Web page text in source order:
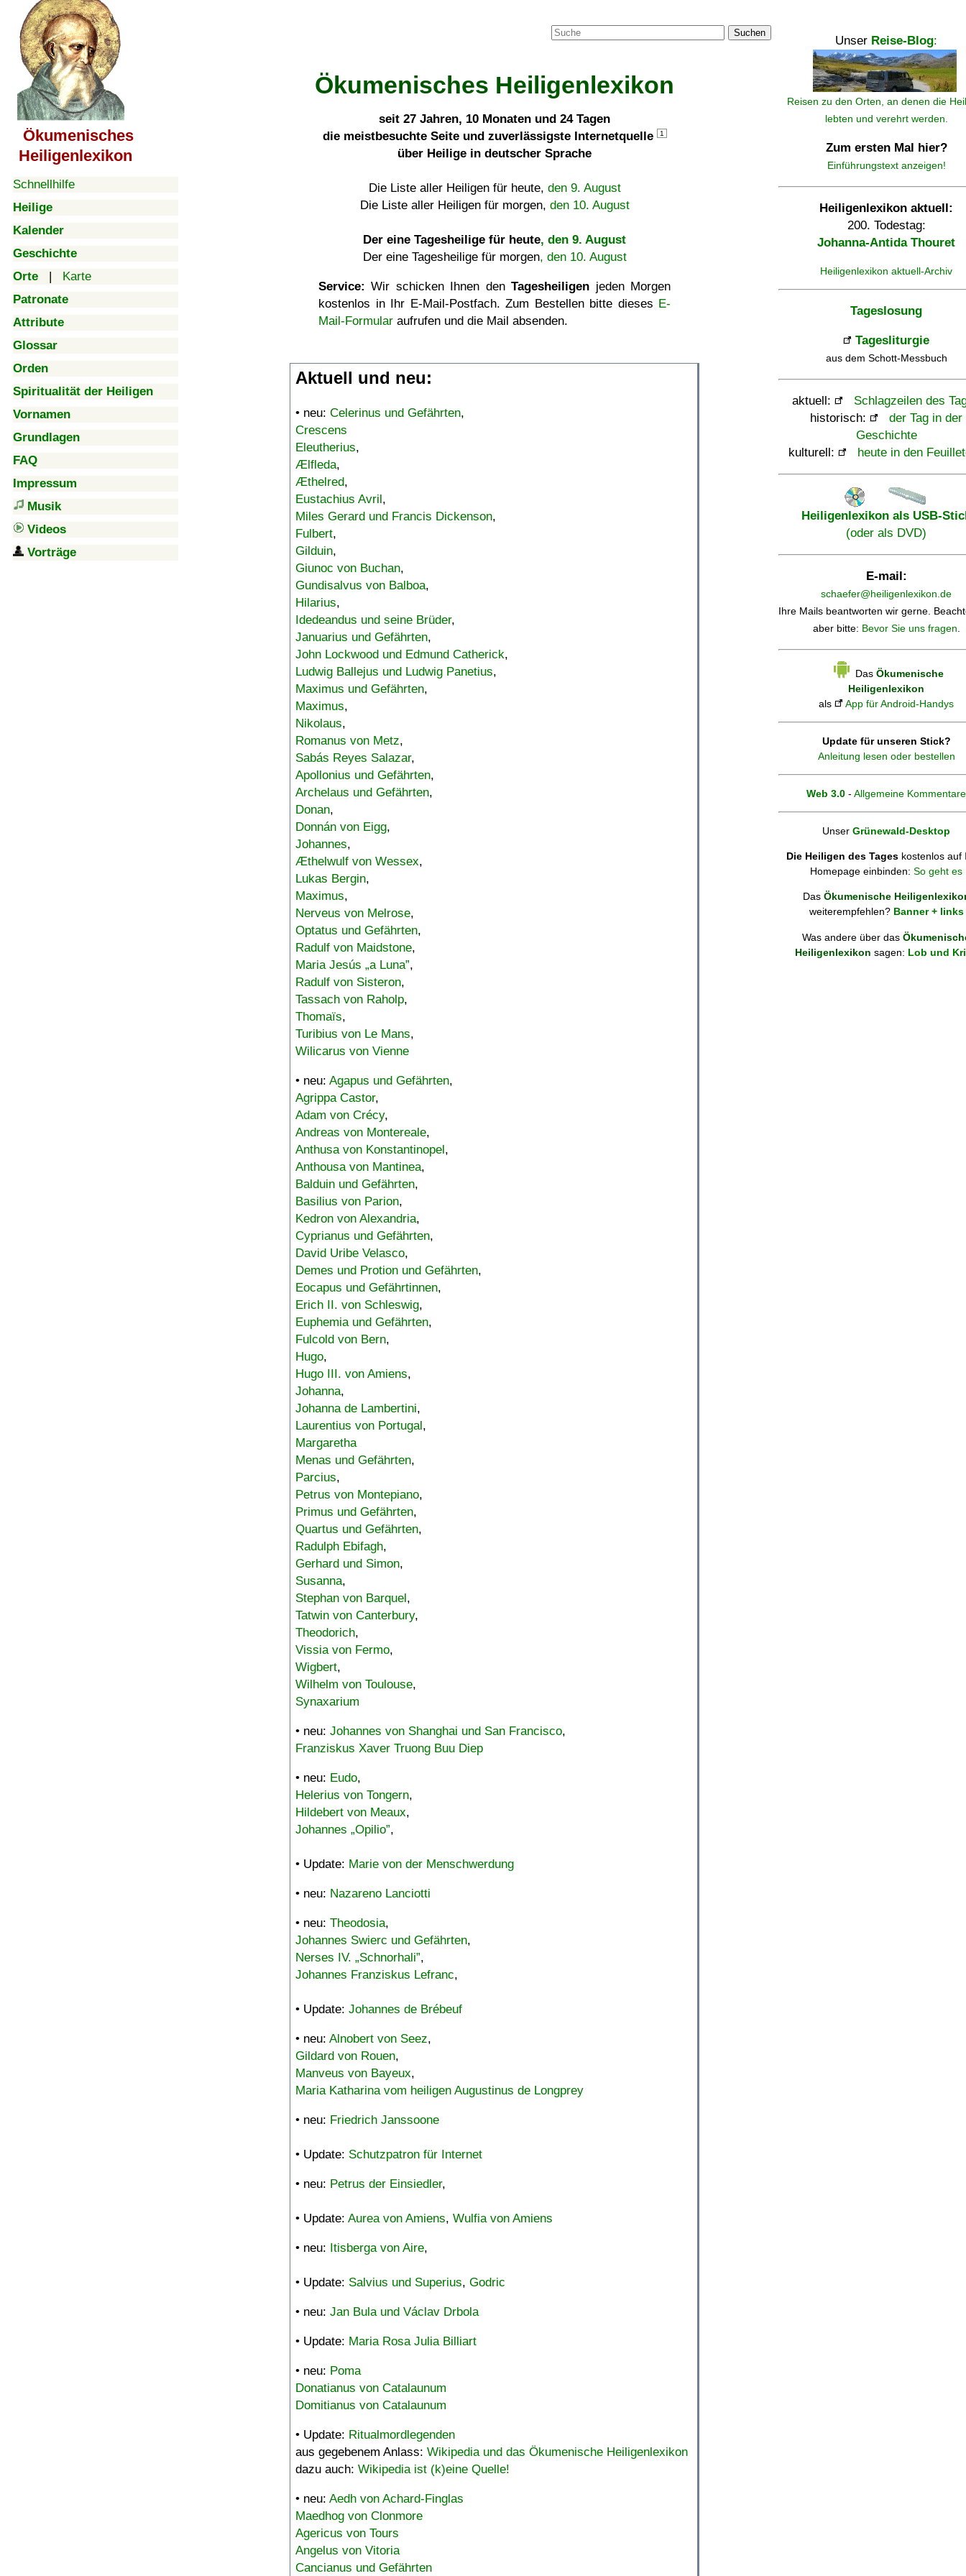
Ökumenisches
Heiligenlexikon
Schnellhilfe
Heilige
Kalender
Geschichte
Orte | Karte
Patronate
Attribute
Glossar
Orden
Spiritualität der Heiligen
Vornamen
Grundlagen
FAQ
Impressum
Musik
Videos
Vorträge
Suchen
Ökumenisches Heiligenlexikon
seit 27 Jahren, 10 Monaten und 24 Tagen
die meistbesuchte Seite und zuverlässigste Internetquelle
1
über Heilige in deutscher Sprache
Die Liste aller Heiligen für heute, den 9. August
Die Liste aller Heiligen für morgen, den 10. August
Der eine Tagesheilige für heute, den 9. August
Der eine Tagesheilige für morgen, den 10. August
Service: Wir schicken Ihnen denTagesheiligen jeden Morgen
kostenlos in Ihr E-Mail-Postfach. Zum Bestellen bitte dieses E-
Mail-Formular aufrufen und die Mail absenden.
Aktuell und neu:
• neu: Celerinus und Gefährten,
Crescens
Eleutherius,
Ælfleda,
Æthelred,
Eustachius Avril,
Miles Gerard und Francis Dickenson,
Fulbert,
Gilduin,
Giunoc von Buchan,
Gundisalvus von Balboa,
Hilarius,
Idedeandus und seine Brüder,
Januarius und Gefährten,
John Lockwood und Edmund Catherick,
Ludwig Ballejus und Ludwig Panetius,
Maximus und Gefährten,
Maximus,
Nikolaus,
Romanus von Metz,
Sabás Reyes Salazar,
Apollonius und Gefährten,
Archelaus und Gefährten,
Donan,
Donnán von Eigg,
Johannes,
Æthelwulf von Wessex,
Lukas Bergin,
Maximus,
Nerveus von Melrose,
Optatus und Gefährten,
Radulf von Maidstone,
Maria Jesús „a Luna”,
Radulf von Sisteron,
Tassach von Raholp,
Thomaïs,
Turibius von Le Mans,
Wilicarus von Vienne
• neu: Agapus und Gefährten,
Agrippa Castor,
Adam von Crécy,
Andreas von Montereale,
Anthusa von Konstantinopel,
Anthousa von Mantinea,
Balduin und Gefährten,
Basilius von Parion,
Kedron von Alexandria,
Cyprianus und Gefährten,
David Uribe Velasco,
Demes und Protion und Gefährten,
Eocapus und Gefährtinnen,
Erich II. von Schleswig,
Euphemia und Gefährten,
Fulcold von Bern,
Hugo,
Hugo III. von Amiens,
Johanna,
Johanna de Lambertini,
Laurentius von Portugal,
Margaretha
Menas und Gefährten,
Parcius,
Petrus von Montepiano,
Primus und Gefährten,
Quartus und Gefährten,
Radulph Ebifagh,
Gerhard und Simon,
Susanna,
Stephan von Barquel,
Tatwin von Canterbury,
Theodorich,
Vissia von Fermo,
Wigbert,
Wilhelm von Toulouse,
Synaxarium
• neu: Johannes von Shanghai und San Francisco,
Franziskus Xaver Truong Buu Diep
• neu: Eudo,
Helerius von Tongern,
Hildebert von Meaux,
Johannes „Opilio”,
• Update: Marie von der Menschwerdung
• neu: Nazareno Lanciotti
• neu: Theodosia,
Johannes Swierc und Gefährten,
Nerses IV. „Schnorhali”,
Johannes Franziskus Lefranc,
• Update: Johannes de Brébeuf
• neu: Alnobert von Seez,
Gildard von Rouen,
Manveus von Bayeux,
Maria Katharina vom heiligen Augustinus de Longprey
• neu: Friedrich Janssoone
• Update: Schutzpatron für Internet
• neu: Petrus der Einsiedler,
• Update: Aurea von Amiens, Wulfia von Amiens
• neu: Itisberga von Aire,
• Update: Salvius und Superius, Godric
• neu: Jan Bula und Václav Drbola
• Update: Maria Rosa Julia Billiart
• neu: Poma
Donatianus von Catalaunum
Domitianus von Catalaunum
• Update: Ritualmordlegenden
aus gegebenem Anlass: Wikipedia und das Ökumenische Heiligenlexikon
dazu auch: Wikipedia ist (k)eine Quelle!
• neu: Aedh von Achard-Finglas
Maedhog von Clonmore
Agericus von Tours
Angelus von Vitoria
Cancianus und Gefährten
Unser Reise-Blog:
Reisen zu den Orten, an denen die
lebten und verehrt werden.
Zum ersten Mal hier?
Einführungstext anzeigen!
Heiligenlexikon aktuell:
200. Todestag:
Johanna-Antida Thouret
Heiligenlexikon aktuell-Archiv
Tageslosung
Tagesliturgie
aus dem Schott-Messbuch
aktuell:
Schlagzeilen des
historisch:
der Tag in der
Geschichte
kulturell:
heute in den
Heiligenlexikon als USB-
(oder als DVD)
E-mail:
schaefer@heiligenlexikon.de
Ihre Mails beantworten wir gerne.
aber bitte: Bevor Sie uns fragen.
Das Ökumenische
Heiligenlexikon
als
App für Android-Handys
Update für unseren Stick?
Anleitung lesen oder bestellen
Web 3.0 - Allgemeine Kommentare
Unser Grünewald-Desktop
Die Heiligen des Tages kostenlos auf
Homepage einbinden: So geht es
Das Ökumenische
weiterempfehlen? Banner + links
Was andere über das
Heiligenlexikon sagen: Lob und